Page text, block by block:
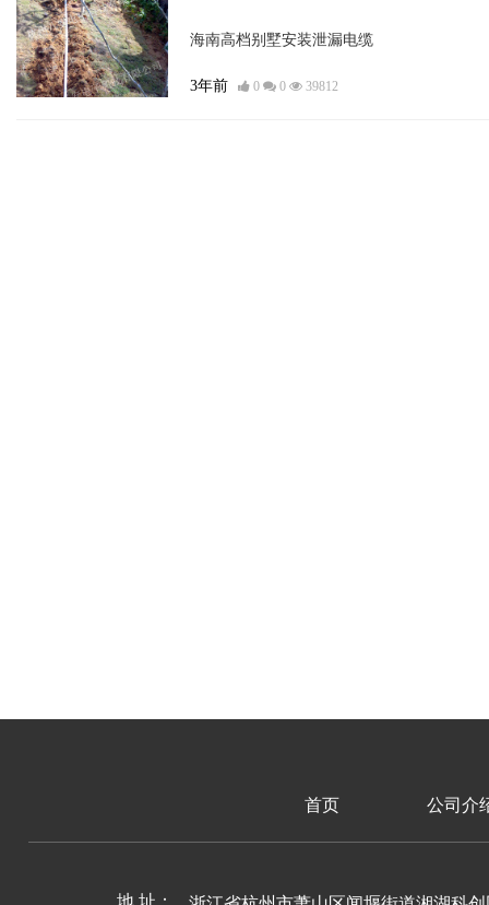
海南高档别墅安装泄漏电缆
3年前 0 0 39812
首页 公司介
地 址：